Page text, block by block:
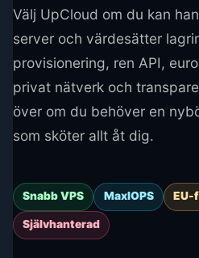
Välj UpCloud om du kan
server och värdesätter
provisionering, ren API,
privat nätverk och
över om du behöver en
som sköter allt åt dig.
Snabb VPS MaxIOPS EU-
Självhanterad